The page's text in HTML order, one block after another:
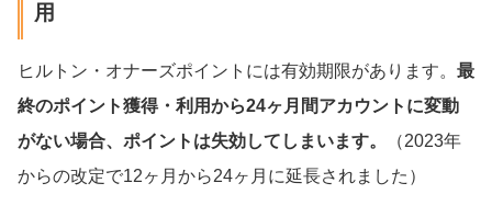
用
ヒルトン・オナーズポイントには有効期限があります。 最
終のポイント獲得・利用から24ヶ月間アカウントに変動
がない場合、ポイントは失効してしまいます。
（2023年
からの改定で12ヶ月から24ヶ月に延長されました）